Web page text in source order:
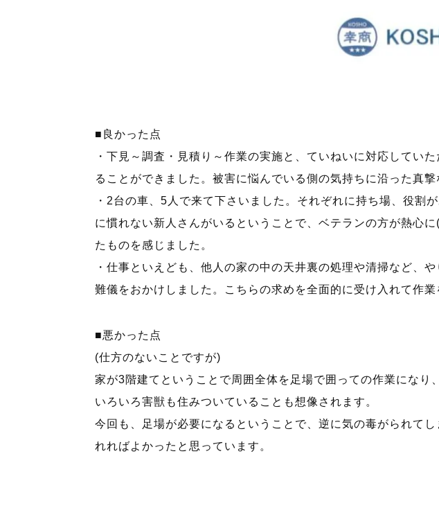
■良かった点
・下見～調査・見積り～作業の実施と、ていねいに対応してい
ることができました。被害に悩んでいる側の気持ちに沿った真撃
・2台の車、5人で来て下さいました。それぞれに持ち場、役割
に慣れない新人さんがいるということで、ベテランの方が熱心
たものを感じました。
・仕事といえども、他人の家の中の天井裏の処理や清掃など、
難儀をおかけしました。こちらの求めを全面的に受け入れて作
■悪かった点
(仕方のないことですが)
家が3階建てということで周囲全体を足場で囲っての作業になり
いろいろ害獣も住みついていることも想像されます。
今回も、足場が必要になるということで、逆に気の毒がられて
れればよかったと思っています。